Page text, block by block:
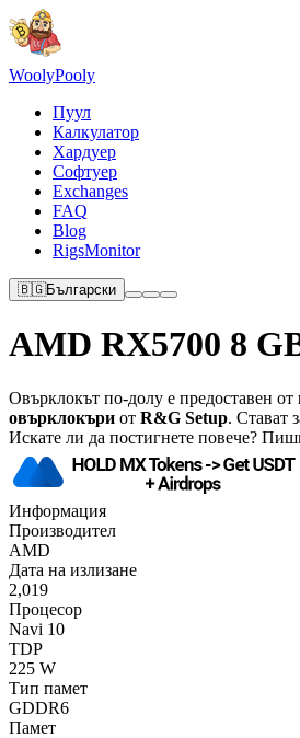
WoolyPooly
Пуул
Калкулатор
Хардуер
Софтуер
Exchanges
FAQ
Blog
RigsMonitor
🇧🇬Български
AMD RX5700 8
Овърклокът по-долу е предоставен от
овърклокъри от R&G Setup. Стават
Искате ли да постигнете повече?
Информация
Производител
AMD
Дата на излизане
2,019
Процесор
Navi 10
TDP
225 W
Тип памет
GDDR6
Памет